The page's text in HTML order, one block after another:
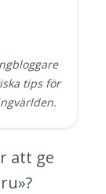
tips för
att ge